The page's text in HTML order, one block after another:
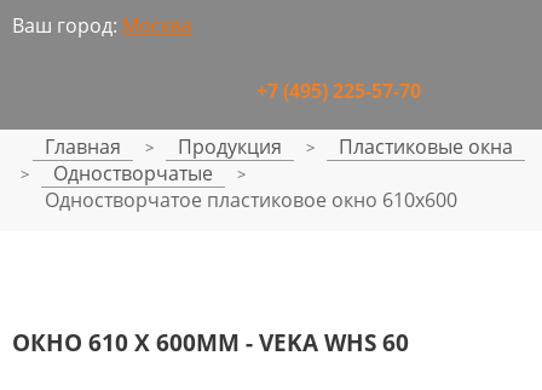
Ваш город: Москва
+7 (495) 225-57-70
Главная > Продукция > Пластиковые окна
> Одностворчатые >
Одностворчатое пластиковое окно 610x600
ОКНО 610 Х 600ММ - VEKA WHS 60